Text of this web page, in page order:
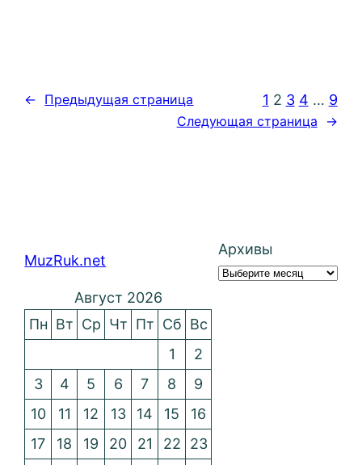
← Предыдущая страница 1 2 3 4 … 9
Следующая страница →
MuzRuk.net
Архивы
Август 2026
Пн Вт Ср Чт Пт Сб Вс
1
2
3
4 5 6 7 8
9
10
11 12 13 14 15
16
17
18 19 20 21 22
23